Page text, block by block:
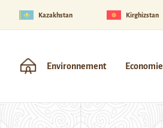
Kazakhstan Kirghizstan
Environnement Economie